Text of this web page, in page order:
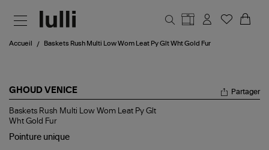
Accueil Baskets Rush Multi Low Wom Leat Py Glt Wht Gold Fur
GHOUD VENICE
Baskets
Rush
Low
Partager
Baskets Rush Multi Low Wom Leat Py Glt
Wht Gold Fur
Pointure unique